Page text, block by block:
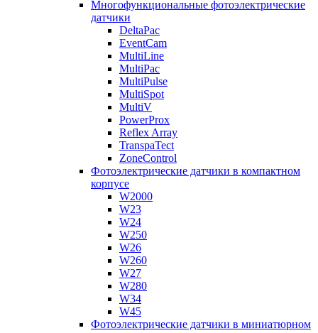
Многофункциональные фотоэлектрические
датчики
DeltaPac
EventCam
MultiLine
MultiPac
MultiPulse
MultiSpot
MultiV
PowerProx
Reflex Array
TranspaTect
ZoneControl
Фотоэлектрические датчики в компактном
корпусе
W2000
W23
W24
W250
W26
W260
W27
W280
W34
W45
Фотоэлектрические датчики в миниатюрном